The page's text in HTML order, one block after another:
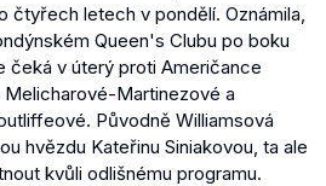
čtyřech letech v pondělí. Oznámila,
Queen's Clubu po boku
čeká v úterý proti Američance
Martinezové a
Původně Williamsová
hvězdu Kateřinu Siniakovou, ta ale
kvůli odlišnému programu.